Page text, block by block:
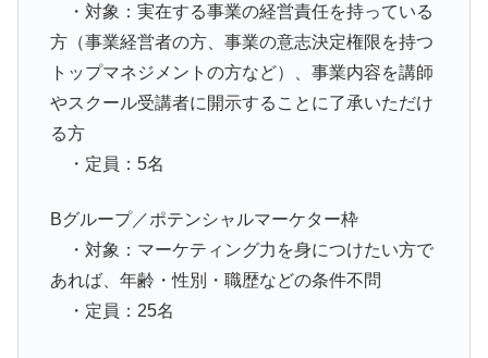
・対象：実在する事業の経営責任を持っている
方（事業経営者の方、事業の意志決定権限を持つ
トップマネジメントの方など）、事業内容を講師
やスクール受講者に開示することに了承いただけ
る方
・定員：5名
Bグループ／ポテンシャルマーケター枠
・対象：マーケティング力を身につけたい方で
あれば、年齢・性別・職歴などの条件不問
・定員：25名